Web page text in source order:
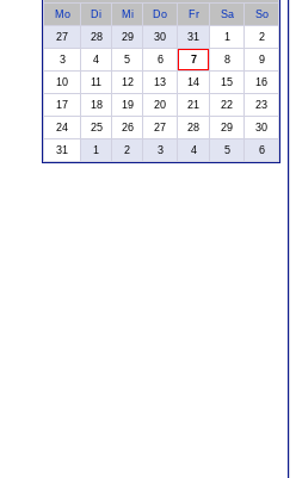
Mo
Di Mi Do Fr Sa
So
27
28 29 30 31 1
2
3
4 5 6 7 8
9
10
11 12 13 14 15
16
17
18 19 20 21 22
23
24
25 26 27 28 29
30
31
1 2 3 4 5 6